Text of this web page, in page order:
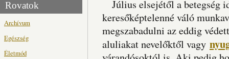
Rovatok
Archívum
Egészség
Életmód
Július elsejétől a betegség
keresőképtelenné váló
megszabadulni az eddig
aluliakat nevelőktől vagy